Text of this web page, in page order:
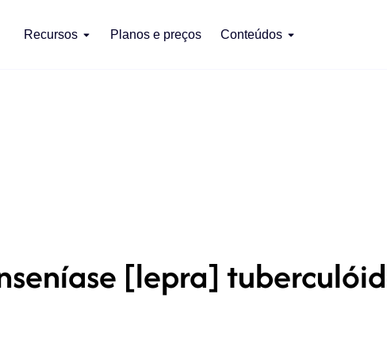
Recursos Planos e preços Conteúdos
[lepra]